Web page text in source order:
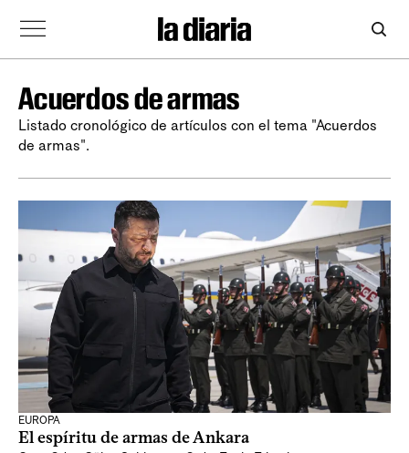
Acuerdos de armas
Listado cronológico de artículos con el tema "Acuerdos
de armas".
EUROPA
El espíritu de armas de Ankara